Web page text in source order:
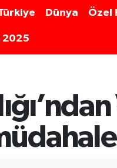
Dünya Özel
2025